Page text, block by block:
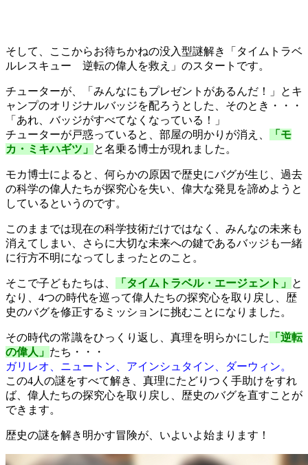
そして、ここからお待ちかねの没入型謎解き「タイムトラベ
ルレスキュー 逆転の偉人を救え」のスタートです。
チューターが、「みんなにもプレゼントがあるんだ！」とキ
ャンプのオリジナルバッジを配ろうとした、そのとき・・・
「あれ、バッジがすべてなくなっている！」
チューターが戸惑っていると、部屋の明かりが消え、
「モ
カ・ミキハギツ」
と名乗る博士が現れました。
モカ博士によると、何らかの原因で歴史にバグが生じ、過去
の科学の偉人たちが探究心を失い、偉大な発見を諦めようと
しているというのです。
このままでは現在の科学技術だけではなく、みんなの未来も
消えてしまい、さらに大切な未来への鍵であるバッジも一緒
に行方不明になってしまったとのこと。
そこで子どもたちは、 「タイムトラベル・エージェント」
と
なり、4つの時代を巡って偉人たちの探究心を取り戻し、歴
史のバグを修正するミッションに挑むことになりました。
その時代の常識をひっくり返し、真理を明らかにした
「逆転
の偉人」 たち・・・
ガリレオ、ニュートン、アインシュタイン、ダーウィン。
この4人の謎をすべて解き、真理にたどりつく手助けをすれ
ば、偉人たちの探究心を取り戻し、歴史のバグを直すことが
できます。
歴史の謎を解き明かす冒険が、いよいよ始まります！